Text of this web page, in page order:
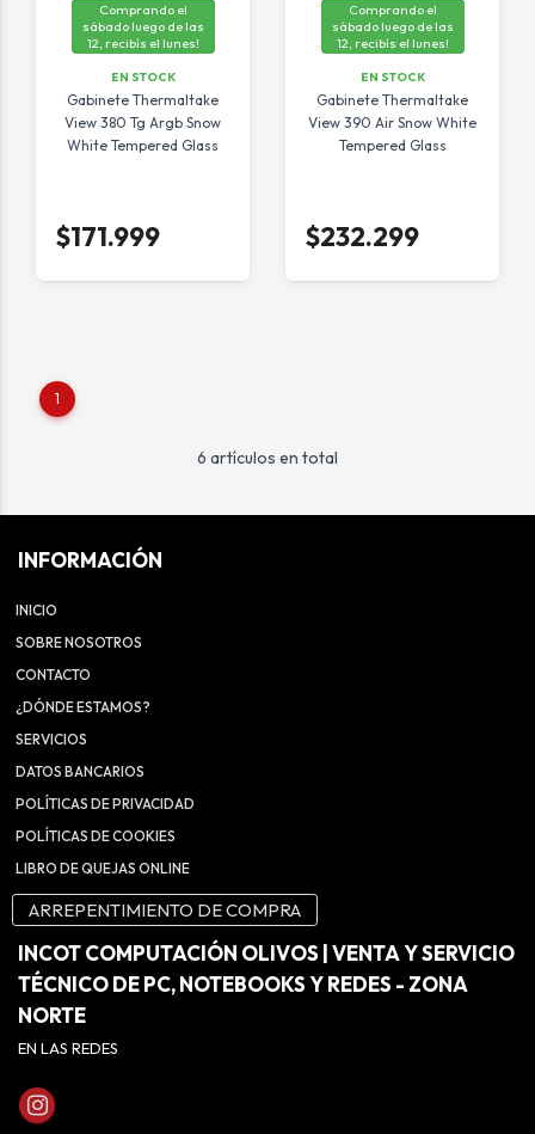
Comprando el
sábado luego de las
12, recibís el lunes!
EN STOCK
Gabinete Thermaltake
View 380 Tg Argb Snow
White Tempered Glass
$171.999
Comprando el
sábado luego de las
12, recibís el lunes!
EN STOCK
Gabinete Thermaltake
View 390 Air Snow White
Tempered Glass
$232.299
1
6 artículos en total
INFORMACIÓN
INICIO
SOBRE NOSOTROS
CONTACTO
¿DÓNDE ESTAMOS?
SERVICIOS
DATOS BANCARIOS
POLÍTICAS DE PRIVACIDAD
POLÍTICAS DE COOKIES
LIBRO DE QUEJAS ONLINE
ARREPENTIMIENTO DE COMPRA
INCOT COMPUTACIÓN OLIVOS | VENTA Y SERVICIO
TÉCNICO DE PC, NOTEBOOKS Y REDES - ZONA
NORTE
EN LAS REDES